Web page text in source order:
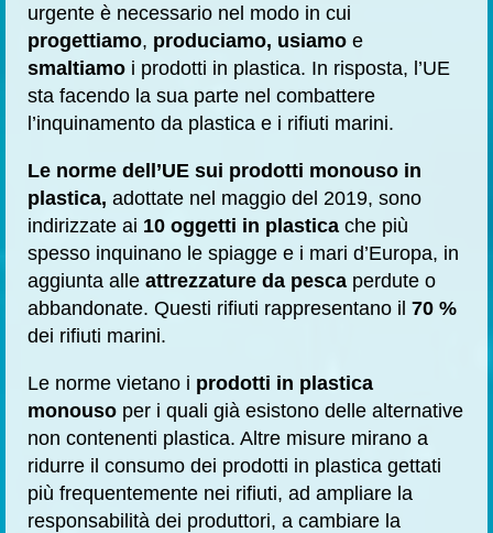
urgente è necessario nel modo in cui
progettiamo, produciamo, usiamo e
smaltiamo i prodotti in plastica. In risposta, l’UE
sta facendo la sua parte nel combattere
l’inquinamento da plastica e i rifiuti marini.
Le norme dell’UE sui prodotti monouso in
plastica, adottate nel maggio del 2019, sono
indirizzate ai 10 oggetti in plastica che più
spesso inquinano le spiagge e i mari d’Europa, in
aggiunta alle attrezzature da pesca perdute o
abbandonate. Questi rifiuti rappresentano il 70 %
dei rifiuti marini.
Le norme vietano i prodotti in plastica
monouso per i quali già esistono delle alternative
non contenenti plastica. Altre misure mirano a
ridurre il consumo dei prodotti in plastica gettati
più frequentemente nei rifiuti, ad ampliare la
responsabilità dei produttori, a cambiare la